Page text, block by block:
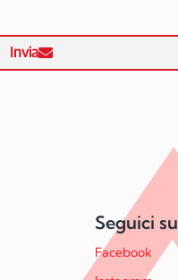
Invia
Seguici su
Facebook